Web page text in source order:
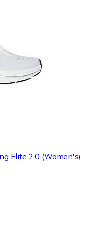
Elite 2.0 (Women's)